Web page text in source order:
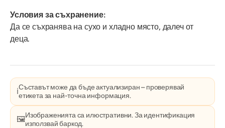
Условия за съхранение:
Да се съхранява на сухо и хладно място, далеч от
деца.
ℹ️Съставът може да бъде актуализиран – проверявай
етикета за най-точна информация.
🖼️Изображенията са илюстративни. За идентификация
използвай баркод.